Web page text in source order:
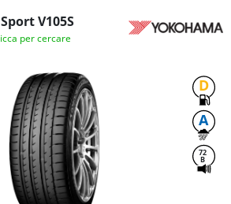
V105S
per cercare
D
A
72
B